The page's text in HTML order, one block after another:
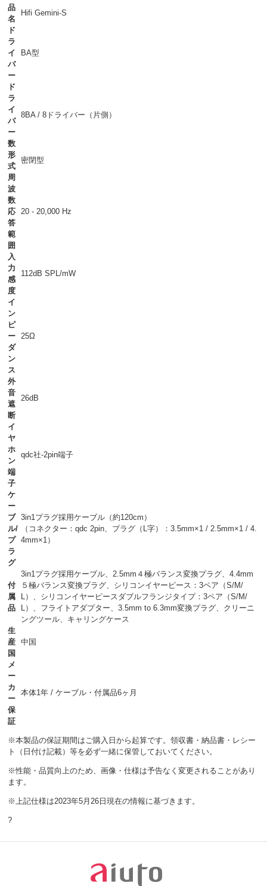
品
名
Hifi Gemini-S
ド
ラ
イ
バ
ー
BA型
ド
ラ
イ
バ
ー
数
8BA / 8ドライバー（片側）
形
式
密閉型
周
波
数
応
答
範
囲
20 - 20,000 Hz
入
力
感
度
112dB SPL/mW
イ
ン
ピ
ー
ダ
ン
ス
25Ω
外
音
遮
断
26dB
イ
ヤ
ホ
ン
端
子
qdc社-2pin端子
ケ
ー
ブ
ル/
プ
ラ
グ
3in1プラグ採用ケーブル（約120cm）
（コネクター：qdc 2pin、プラグ（L字）：3.5mm×1 / 2.5mm×1 / 4.
4mm×1）
付
属
品
3in1プラグ採用ケーブル、2.5mm４極バランス変換プラグ、4.4mm
５極バランス変換プラグ、シリコンイヤーピース：3ペア（S/M/
L）、シリコンイヤーピースダブルフランジタイプ：3ペア（S/M/
L）、フライトアダプター、3.5mm to 6.3mm変換プラグ、クリーニ
ングツール、キャリングケース
生
産
国
中国
メ
ー
カ
ー
保
証
本体1年 / ケーブル・付属品6ヶ月
※本製品の保証期間はご購入日から起算です。領収書・納品書・レシー
ト（日付け記載）等を必ず一緒に保管しておいてください。
※性能・品質向上のため、画像・仕様は予告なく変更されることがあり
ます。
※上記仕様は2023年5月26日現在の情報に基づきます。
?